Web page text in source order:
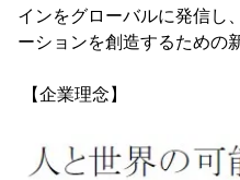
インをグローバルに発信し
ーションを創造するための
【企業理念】